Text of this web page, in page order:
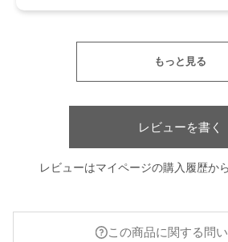
レビューを書く
レビューはマイページの購入履歴か
この商品に関する問